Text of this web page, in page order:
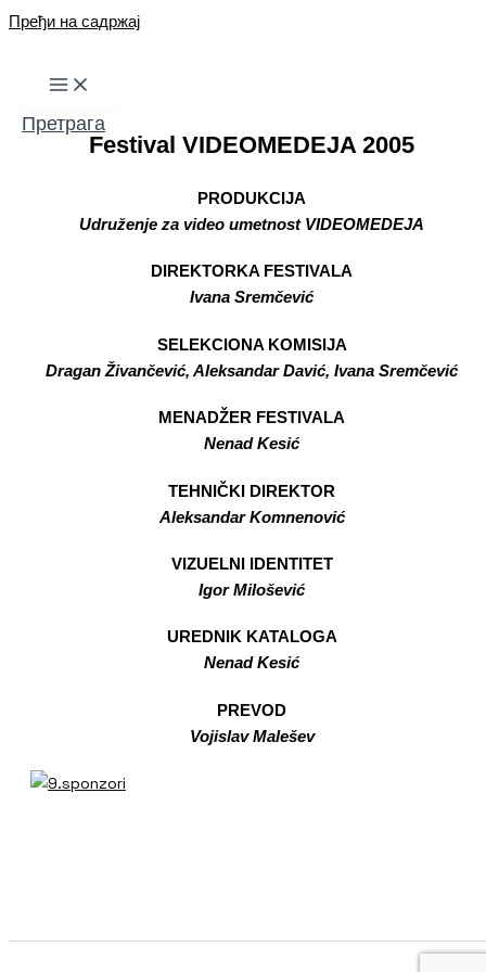
Пређи на садржај
Претрага
Festival VIDEOMEDEJA 2005
PRODUKCIJA
Udruženje za video umetnost VIDEOMEDEJA
DIREKTORKA FESTIVALA
Ivana Sremčević
SELEKCIONA KOMISIJA
Dragan Živančević, Aleksandar Davić, Ivana Sremčević
MENADŽER FESTIVALA
Nenad Kesić
TEHNIČKI DIREKTOR
Aleksandar Komnenović
VIZUELNI IDENTITET
Igor Milošević
UREDNIK KATALOGA
Nenad Kesić
PREVOD
Vojislav Malešev